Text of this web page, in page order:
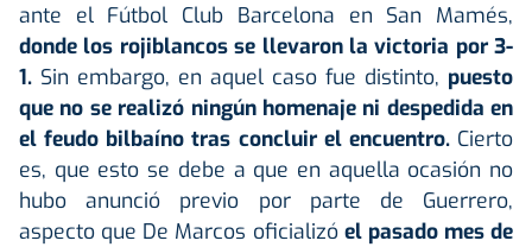
ante el Fútbol Club Barcelona en San Mamés,
donde los rojiblancos se llevaron la victoria por 3-
1. Sin embargo, en aquel caso fue distinto, puesto
que no se realizó ningún homenaje ni despedida en
el feudo bilbaíno tras concluir el encuentro.Cierto
es, que esto se debe a que en aquella ocasión no
hubo anunció previo por parte de Guerrero,
aspecto que De Marcos oficializóel pasado mes de